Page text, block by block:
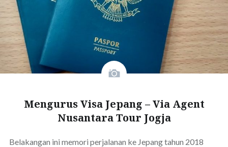
Mengurus Visa Jepang – Via Agent
Nusantara Tour Jogja
Belakangan ini memori perjalanan ke Jepang tahun 2018